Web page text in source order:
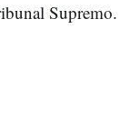
Supremo.